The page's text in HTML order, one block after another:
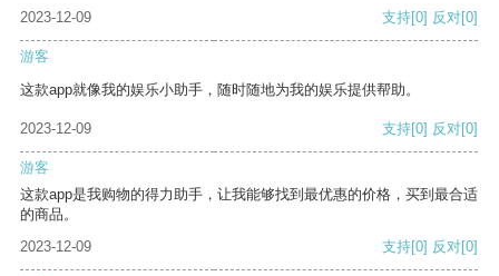
2023-12-09 支持[0] 反对[0]
游客
这款app就像我的娱乐小助手，随时随地为我的娱乐提供帮助。
2023-12-09 支持[0] 反对[0]
游客
这款app是我购物的得力助手，让我能够找到最优惠的价格，买到最合适
的商品。
2023-12-09
支持[0] 反对[0]